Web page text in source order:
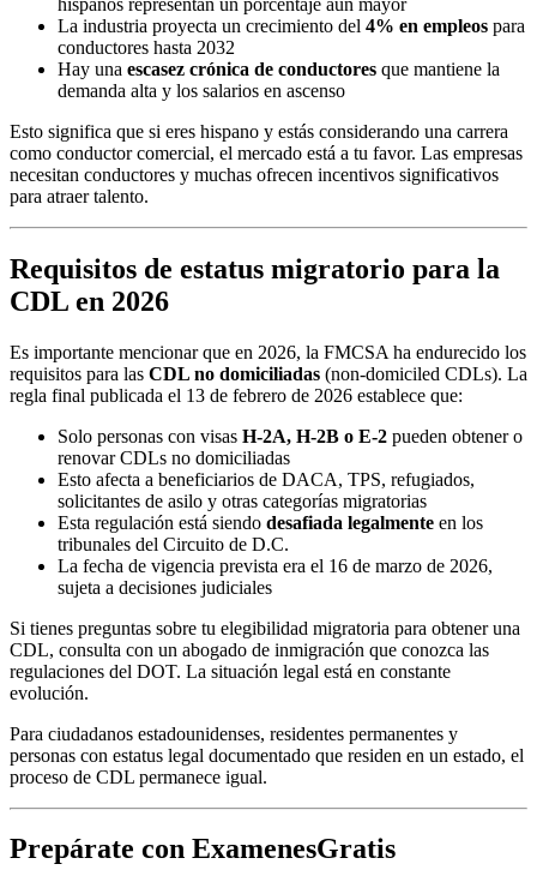
La industria proyecta un crecimiento del 4% en empleos para
conductores hasta 2032
Hay una escasez crónica de conductores que mantiene la
demanda alta y los salarios en ascenso
Esto significa que si eres hispano y estás considerando una carrera
como conductor comercial, el mercado está a tu favor. Las empresas
necesitan conductores y muchas ofrecen incentivos significativos
para atraer talento.
Requisitos de estatus migratorio para la
CDL en 2026
Es importante mencionar que en 2026, la FMCSA ha endurecido los
requisitos para las CDL no domiciliadas (non-domiciled CDLs). La
regla final publicada el 13 de febrero de 2026 establece que:
Solo personas con visas H-2A, H-2B o E-2 pueden obtener o
renovar CDLs no domiciliadas
Esto afecta a beneficiarios de DACA, TPS, refugiados,
solicitantes de asilo y otras categorías migratorias
Esta regulación está siendo desafiada legalmente en los
tribunales del Circuito de D.C.
La fecha de vigencia prevista era el 16 de marzo de 2026,
sujeta a decisiones judiciales
Si tienes preguntas sobre tu elegibilidad migratoria para obtener una
CDL, consulta con un abogado de inmigración que conozca las
regulaciones del DOT. La situación legal está en constante
evolución.
Para ciudadanos estadounidenses, residentes permanentes y
personas con estatus legal documentado que residen en un estado, el
proceso de CDL permanece igual.
Prepárate con ExamenesGratis